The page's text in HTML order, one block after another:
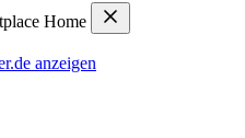
Home
anzeigen